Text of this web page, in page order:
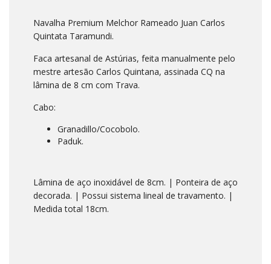
Navalha Premium Melchor Rameado Juan Carlos
Quintata Taramundi.
Faca artesanal de Astúrias, feita manualmente pelo
mestre artesão Carlos Quintana, assinada CQ na
lâmina de 8 cm com Trava.
Cabo:
Granadillo/Cocobolo.
Paduk.
Lâmina de aço inoxidável de 8cm. | Ponteira de aço
decorada. | Possui sistema lineal de travamento. |
Medida total 18cm.